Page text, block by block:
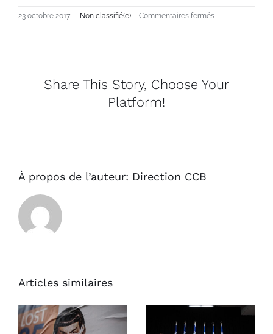
23 octobre 2017 | Non classifié(e) | Commentaires ferméssur
Share This Story, Choose Your
Platform!
À propos de l’auteur: Direction CCB
Articles similaires